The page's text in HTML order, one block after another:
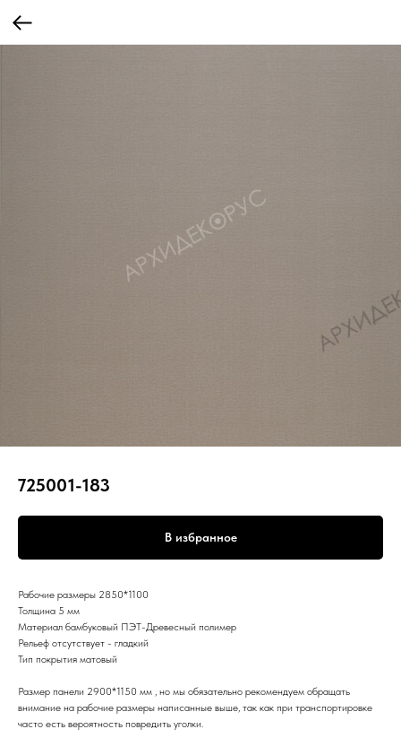
725001-183
В избранное
Рабочие размеры 2850*1100
Толщина 5 мм
Материал бамбуковый ПЭТ-Древесный полимер
Рельеф отсутствует - гладкий
Тип покрытия матовый
Размер панели 2900*1150 мм , но мы обязательно рекомендуем обращать
внимание на рабочие размеры написанные выше, так как при транспортировке
часто есть вероятность повредить уголки.